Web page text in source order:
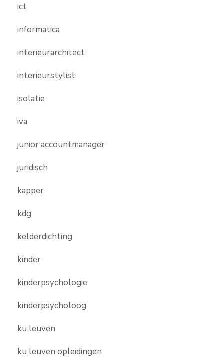
ict
informatica
interieurarchitect
interieurstylist
isolatie
iva
junior accountmanager
juridisch
kapper
kdg
kelderdichting
kinder
kinderpsychologie
kinderpsycholoog
ku leuven
ku leuven opleidingen